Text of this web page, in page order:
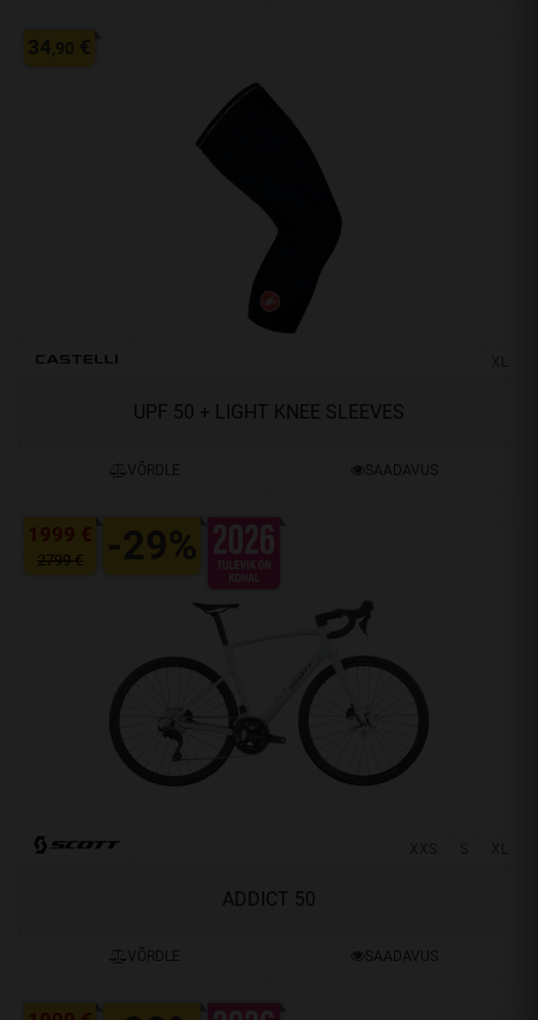
UPF 50 + LIGHT KNEE SLEEVES
VÕRDLE SAADAVUS
34,90 €
ADDICT 50
VÕRDLE SAADAVUS
1999 €
2799 € -29%